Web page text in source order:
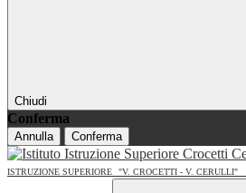
Chiudi
Conferma
Annulla Conferma
ISTRUZIONE SUPERIORE
"V. CROCETTI - V. CERULLI"